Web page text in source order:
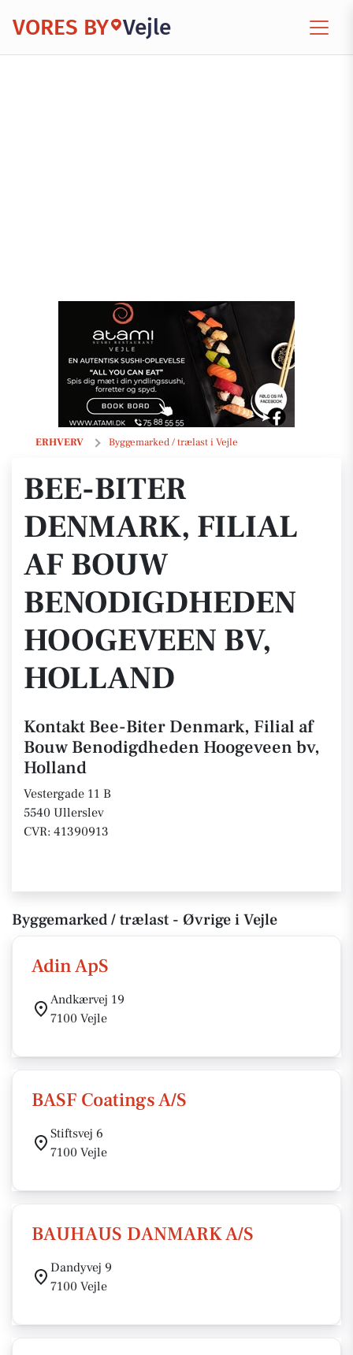
VORES BY Vejle
ERHVERV Byggemarked / trælast i Vejle
Bee-Biter Denmark, Filial af Bouw Benodigdheden Hoogeveen bv,
BEE-BITER
DENMARK, FILIAL
AF BOUW
BENODIGDHEDEN
HOOGEVEEN BV,
HOLLAND
Kontakt Bee-Biter Denmark, Filial af
Bouw Benodigdheden Hoogeveen bv,
Holland
Vestergade 11 B
5540 Ullerslev
CVR: 41390913
Byggemarked / trælast - Øvrige i Vejle
Adin ApS
Andkærvej 19
7100 Vejle
BASF Coatings A/S
Stiftsvej 6
7100 Vejle
BAUHAUS DANMARK A/S
Dandyvej 9
7100 Vejle